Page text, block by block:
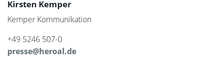
Kirsten Kemper
Kemper Kommunikation
+49 5246 507-0
presse@heroal.de